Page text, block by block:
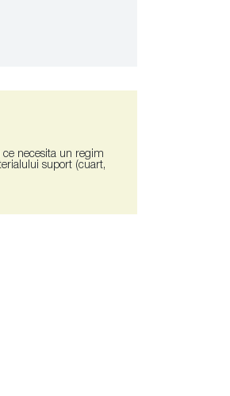
ce necesita un regim
suport (cuart,